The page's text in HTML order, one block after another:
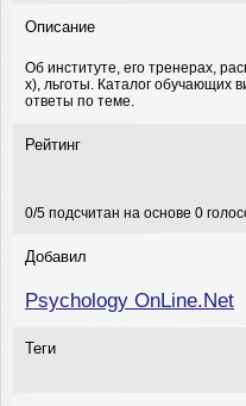
Описание
Об институте, его тренерах,
х), льготы. Каталог обучающих
ответы по теме.
Рейтинг
0/5 подсчитан на основе 0
Добавил
Psychology OnLine.Net
Теги